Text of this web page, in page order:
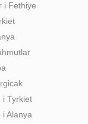
i Fethiye
i Tyrkiet
i Alanya